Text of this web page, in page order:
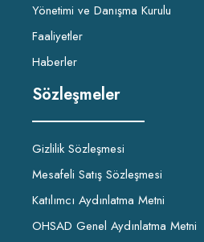
Yönetimi ve Danışma Kurulu
Faaliyetler
Haberler
Sözleşmeler
Gizlilik Sözleşmesi
Mesafeli Satış Sözleşmesi
Katılımcı Aydınlatma Metni
OHSAD Genel Aydınlatma Metni